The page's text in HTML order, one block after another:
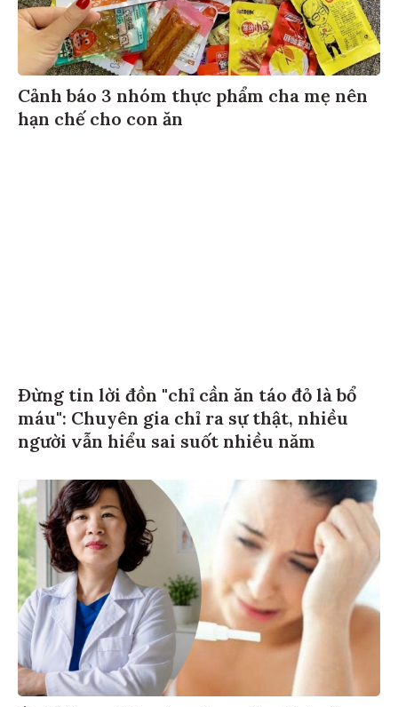
Cảnh báo 3 nhóm thực phẩm cha mẹ nên
hạn chế cho con ăn
Đừng tin lời đồn "chỉ cần ăn táo đỏ là bổ
máu": Chuyên gia chỉ ra sự thật, nhiều
người vẫn hiểu sai suốt nhiều năm